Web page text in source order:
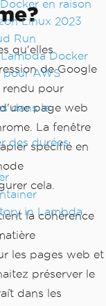
en raison
Linux 2023
Run
Docker
pour AWS
dans le
des durées
in Lambda
qu'elles
de Google
rendu pour
page web
La fenêtre
spécifié en
cela.
la cohérence
les pages web et
préserver le
dans les